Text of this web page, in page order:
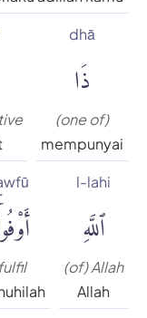
dhā
ذَا
(one of)
mempunyai
l-lahi
ٱللَّهِ
(of) Allah
Allah
fulfil